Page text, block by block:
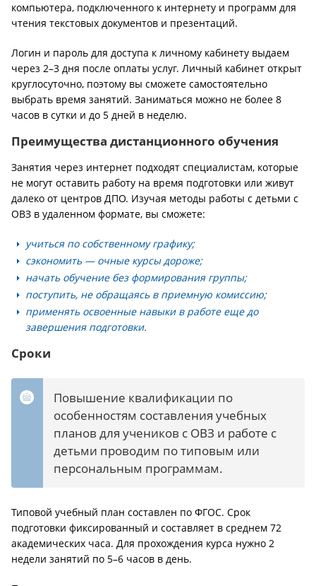
компьютера, подключенного к интернету и программ для
чтения текстовых документов и презентаций.
Логин и пароль для доступа к личному кабинету выдаем
через 2–3 дня после оплаты услуг. Личный кабинет открыт
круглосуточно, поэтому вы сможете самостоятельно
выбрать время занятий. Заниматься можно не более 8
часов в сутки и до 5 дней в неделю.
Преимущества дистанционного обучения
Занятия через интернет подходят специалистам, которые
не могут оставить работу на время подготовки или живут
далеко от центров ДПО. Изучая методы работы с детьми с
ОВЗ в удаленном формате, вы сможете:
учиться по собственному графику;
сэкономить — очные курсы дороже;
начать обучение без формирования группы;
поступить, не обращаясь в приемную комиссию;
применять освоенные навыки в работе еще до
завершения подготовки.
Сроки
Повышение квалификации по
особенностям составления учебных
планов для учеников с ОВЗ и работе с
детьми проводим по типовым или
персональным программам.
Типовой учебный план составлен по ФГОС. Срок
подготовки фиксированный и составляет в среднем 72
академических часа. Для прохождения курса нужно 2
недели занятий по 5–6 часов в день.